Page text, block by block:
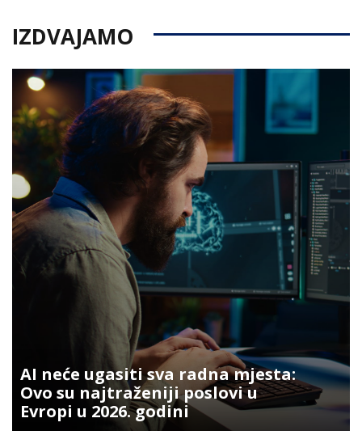
IZDVAJAMO
AI neće ugasiti sva radna mjesta:
Ovo su najtraženiji poslovi u
Evropi u 2026. godini